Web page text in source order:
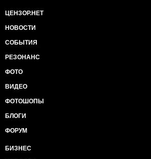
совершивший столь серьезные
преступления заслуживать не может
ЦЕНЗОР.НЕТ
НОВОСТИ
СОБЫТИЯ
РЕЗОНАНС
ФОТО
ВИДЕО
ФОТОШОПЫ
БЛОГИ
ФОРУМ
БИЗНЕС